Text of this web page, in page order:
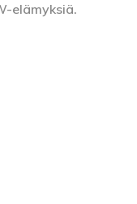
elämyksiä.